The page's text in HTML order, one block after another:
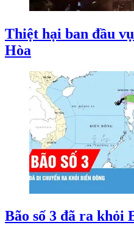
Thiệt hại ban đầu
Hòa
Bão số 3 đã ra khỏi